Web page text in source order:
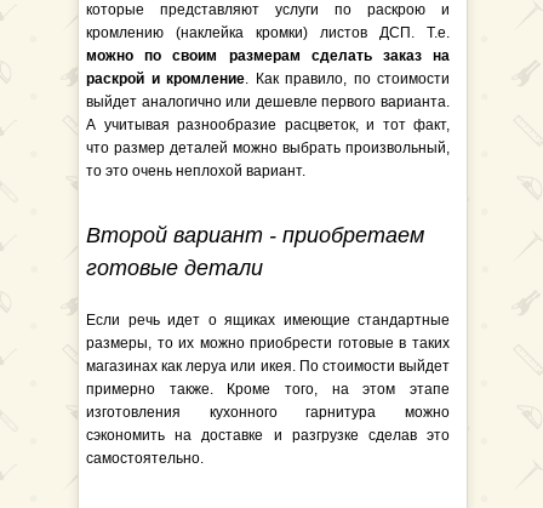
которые представляют услуги по раскрою и
кромлению (наклейка кромки) листов ДСП. Т.е.
можно по своим размерам сделать заказ на
раскрой и кромление. Как правило, по стоимости
выйдет аналогично или дешевле первого варианта.
А учитывая разнообразие расцветок, и тот факт,
что размер деталей можно выбрать произвольный,
то это очень неплохой вариант.
Второй вариант - приобретаем
готовые детали
Если речь идет о ящиках имеющие стандартные
размеры, то их можно приобрести готовые в таких
магазинах как леруа или икея. По стоимости выйдет
примерно также. Кроме того, на этом этапе
изготовления кухонного гарнитура можно
сэкономить на доставке и разгрузке сделав это
самостоятельно.